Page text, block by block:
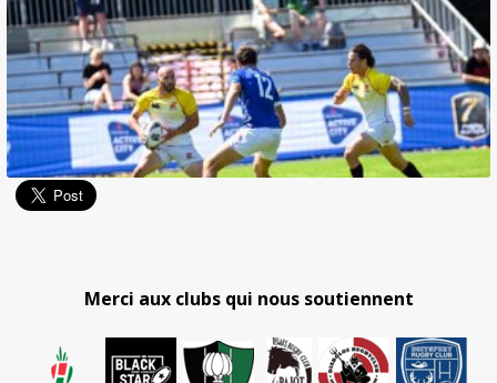
Merci aux clubs qui nous soutiennent